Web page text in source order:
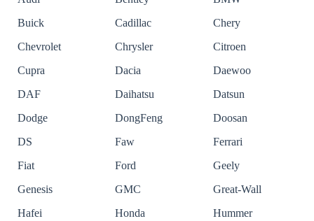
Buick
Cadillac
Chery
Chevrolet
Chrysler
Citroen
Cupra
Dacia
Daewoo
DAF
Daihatsu
Datsun
Dodge
DongFeng
Doosan
DS
Faw
Ferrari
Fiat
Ford
Geely
Genesis
GMC
Great-Wall
Hafei
Honda
Hummer